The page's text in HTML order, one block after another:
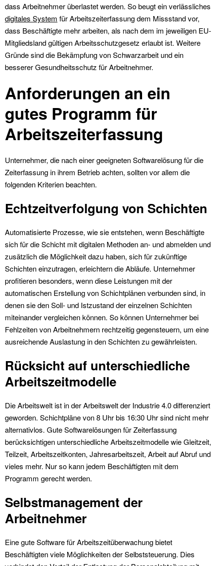
dass Arbeitnehmer überlastet werden. So beugt ein verlässliches
digitales System für Arbeitszeiterfassung dem Missstand vor,
dass Beschäftigte mehr arbeiten, als nach dem im jeweiligen EU-
Mitgliedsland gültigen Arbeitsschutzgesetz erlaubt ist. Weitere
Gründe sind die Bekämpfung von Schwarzarbeit und ein
besserer Gesundheitsschutz für Arbeitnehmer.
Anforderungen an ein
gutes Programm für
Arbeitszeiterfassung
Unternehmer, die nach einer geeigneten Softwarelösung für die
Zeiterfassung in ihrem Betrieb achten, sollten vor allem die
folgenden Kriterien beachten.
Echtzeitverfolgung von Schichten
Automatisierte Prozesse, wie sie entstehen, wenn Beschäftigte
sich für die Schicht mit digitalen Methoden an- und abmelden und
zusätzlich die Möglichkeit dazu haben, sich für zukünftige
Schichten einzutragen, erleichtern die Abläufe. Unternehmer
profitieren besonders, wenn diese Leistungen mit der
automatischen Erstellung von Schichtplänen verbunden sind, in
denen sie den Soll- und Istzustand der einzelnen Schichten
miteinander vergleichen können. So können Unternehmer bei
Fehlzeiten von Arbeitnehmern rechtzeitig gegensteuern, um eine
ausreichende Auslastung in den Schichten zu gewährleisten.
Rücksicht auf unterschiedliche
Arbeitszeitmodelle
Die Arbeitswelt ist in der Arbeitswelt der Industrie 4.0 differenziert
geworden. Schichtpläne von 8 Uhr bis 16:30 Uhr sind nicht mehr
alternativlos. Gute Softwarelösungen für Zeiterfassung
berücksichtigen unterschiedliche Arbeitszeitmodelle wie Gleitzeit,
Teilzeit, Arbeitszeitkonten, Jahresarbeitszeit, Arbeit auf Abruf und
vieles mehr. Nur so kann jedem Beschäftigten mit dem
Programm gerecht werden.
Selbstmanagement der
Arbeitnehmer
Eine gute Software für Arbeitszeitüberwachung bietet
Beschäftigten viele Möglichkeiten der Selbststeuerung. Dies